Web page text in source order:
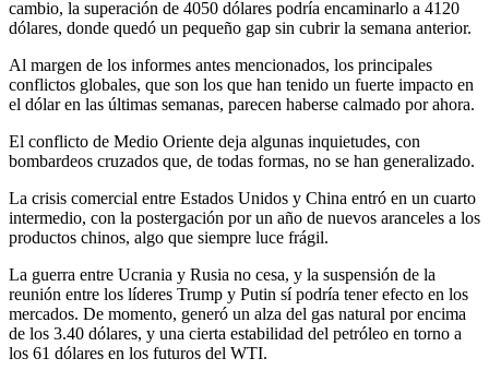
cambio, la superación de 4050 dólares podría encaminarlo a 4120
dólares, donde quedó un pequeño gap sin cubrir la semana anterior.
Al margen de los informes antes mencionados, los principales
conflictos globales, que son los que han tenido un fuerte impacto en
el dólar en las últimas semanas, parecen haberse calmado por ahora.
El conflicto de Medio Oriente deja algunas inquietudes, con
bombardeos cruzados que, de todas formas, no se han generalizado.
La crisis comercial entre Estados Unidos y China entró en un cuarto
intermedio, con la postergación por un año de nuevos aranceles a los
productos chinos, algo que siempre luce frágil.
La guerra entre Ucrania y Rusia no cesa, y la suspensión de la
reunión entre los líderes Trump y Putin sí podría tener efecto en los
mercados. De momento, generó un alza del gas natural por encima
de los 3.40 dólares, y una cierta estabilidad del petróleo en torno a
los 61 dólares en los futuros del WTI.